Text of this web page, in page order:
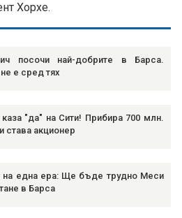
Хорхе.
посочи най-добрите в Барса.
е сред тях
"да" на Сити! Прибира 700 млн.
става акционер
на една ера: Ще бъде трудно Меси
в Барса